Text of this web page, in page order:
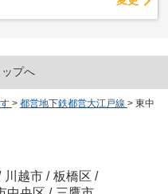
プへ
> 都営地下鉄都営大江戸線 > 東中
川越市 / 板橋区 /